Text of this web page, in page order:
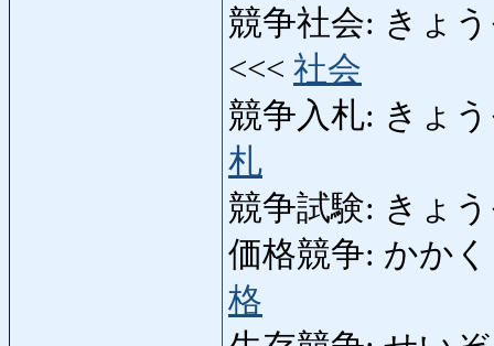
競争社会: きょ
<<< 社会
競争入札: きょ
札
競争試験: きょ
価格競争: かか
格